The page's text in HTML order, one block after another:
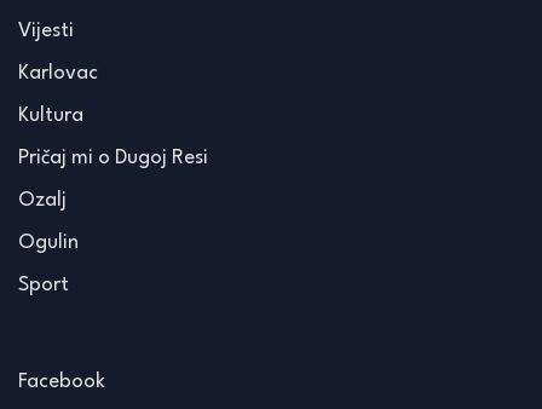
Vijesti
Karlovac
Kultura
Pričaj mi o Dugoj Resi
Ozalj
Ogulin
Sport
Facebook